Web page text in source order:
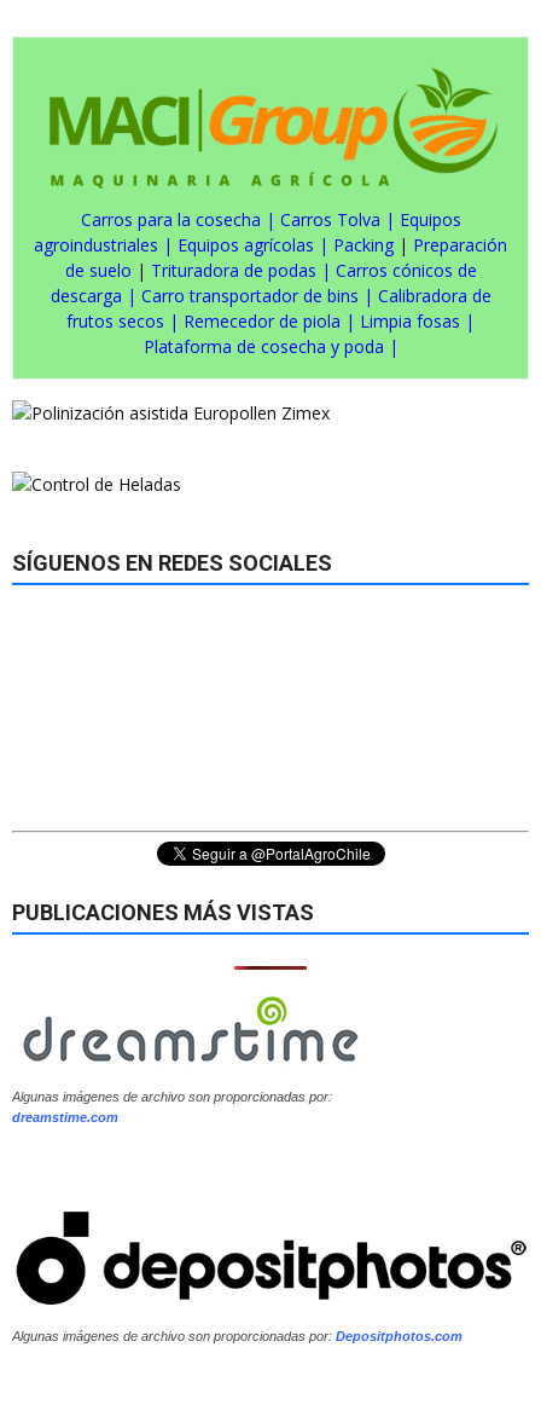
Carros para la cosecha | Carros Tolva | Equipos
agroindustriales | Equipos agrícolas | Packing | Preparación
de suelo | Trituradora de podas | Carros cónicos de
descarga | Carro transportador de bins | Calibradora de
frutos secos | Remecedor de piola | Limpia fosas |
Plataforma de cosecha y poda |
SÍGUENOS EN REDES SOCIALES
PUBLICACIONES MÁS VISTAS
Algunas imágenes de archivo son proporcionadas por:
dreamstime.com
Algunas imágenes de archivo son proporcionadas por: Depositphotos.com